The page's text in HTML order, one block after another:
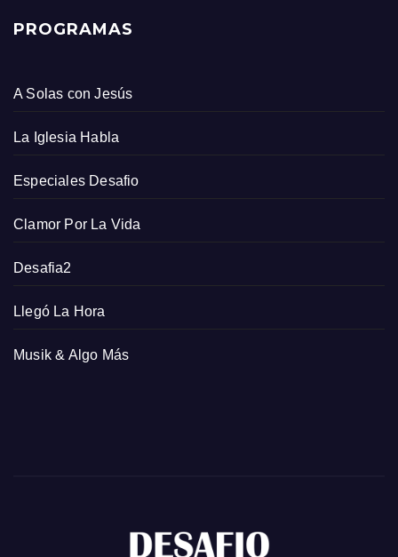
PROGRAMAS
A Solas con Jesús
La Iglesia Habla
Especiales Desafio
Clamor Por La Vida
Desafia2
Llegó La Hora
Musik & Algo Más